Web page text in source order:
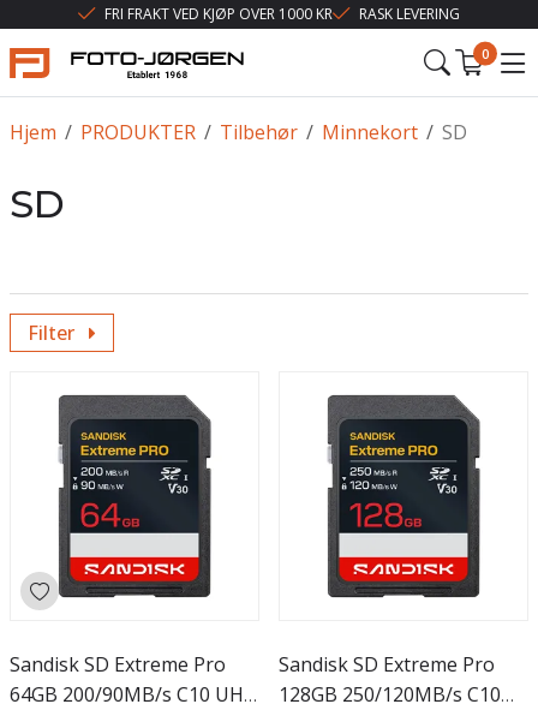
FRI FRAKT VED KJØP OVER 1000 KR RASK LEVERING
0
/
Hjem /
PRODUKTER /
Tilbehør /
Minnekort SD
SD
Filter
Sandisk SD Extreme Pro
64GB 200/90MB/s C10 UHS
Sandisk SD Extreme Pro
128GB 250/120MB/s C10